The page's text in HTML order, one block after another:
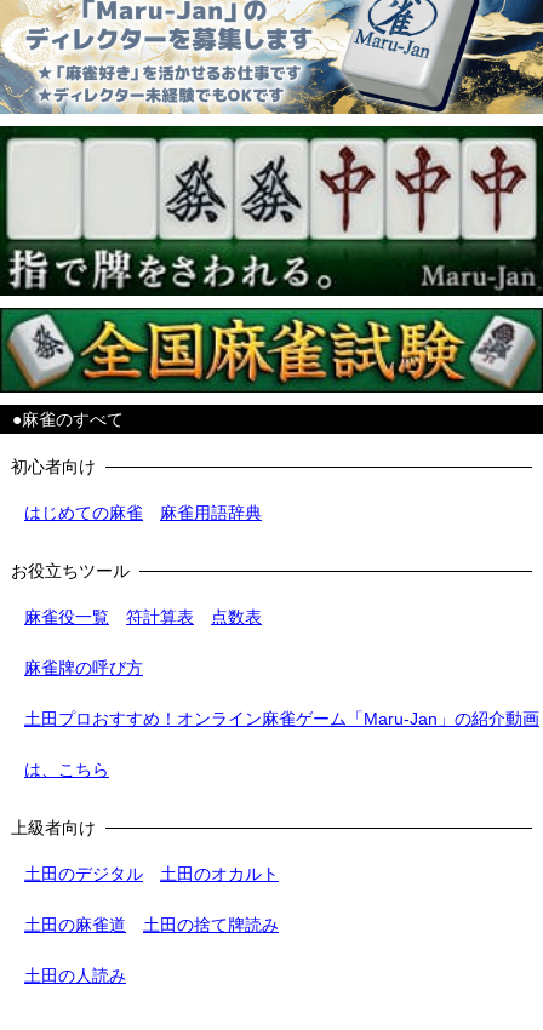
●麻雀のすべて
初心者向け
はじめての麻雀 麻雀用語辞典
お役立ちツール
麻雀役一覧 符計算表 点数表
麻雀牌の呼び方
土田プロおすすめ！オンライン麻雀ゲーム「Maru-Jan」の紹介動画
は、こちら
上級者向け
土田のデジタル 土田のオカルト
土田の麻雀道 土田の捨て牌読み
土田の人読み